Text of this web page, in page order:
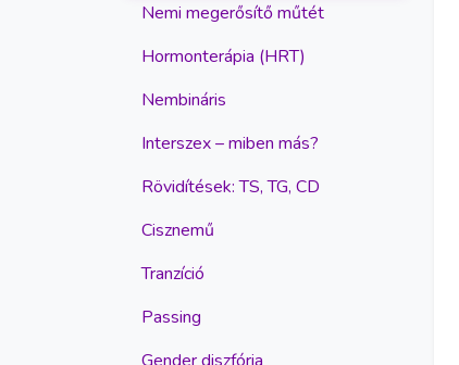
Nemi megerősítő műtét
Hormonterápia (HRT)
Nembináris
Interszex – miben más?
Rövidítések: TS, TG, CD
Cisznemű
Tranzíció
Passing